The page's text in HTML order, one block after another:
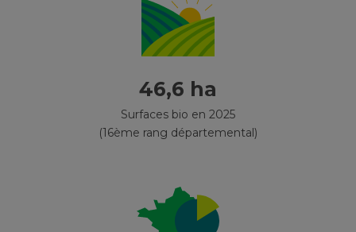
46,6 ha
Surfaces bio en 2025
(16ème rang départemental)